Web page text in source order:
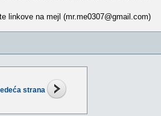
strana
linkove na mejl (mr.me0307@gmail.com)